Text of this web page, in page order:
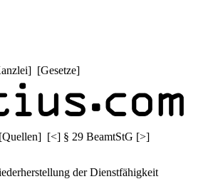
] [Gesetze]
Quellen] [<] § 29 BeamtStG [>]
der Dienstfähigkeit